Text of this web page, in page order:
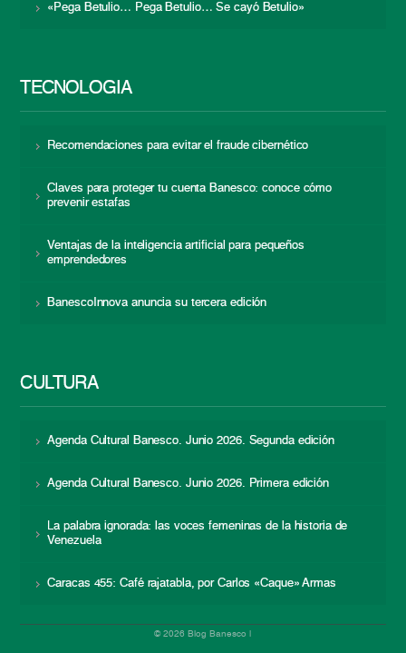
«Pega Betulio… Pega Betulio… Se cayó Betulio»
TECNOLOGÍA
Recomendaciones para evitar el fraude cibernético
Claves para proteger tu cuenta Banesco: conoce cómo
prevenir estafas
Ventajas de la inteligencia artificial para pequeños
emprendedores
BanescoInnova anuncia su tercera edición
CULTURA
Agenda Cultural Banesco. Junio 2026. Segunda edición
Agenda Cultural Banesco. Junio 2026. Primera edición
La palabra ignorada: las voces femeninas de la historia de
Venezuela
Caracas 455: Café rajatabla, por Carlos «Caque» Armas
© 2026 Blog Banesco |